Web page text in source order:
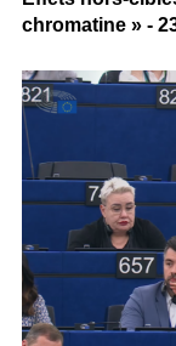
chromatine » -